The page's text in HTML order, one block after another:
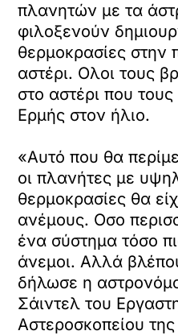
πλανητών με τα
φιλοξενούν
θερμοκρασίες στην
αστέρι. Ολοι τους
στο αστέρι που
Ερμής στον ήλιο.
«Αυτό που θα
οι πλανήτες με
θερμοκρασίες θα
ανέμους. Οσο
ένα σύστημα τόσο
άνεμοι. Αλλά
δήλωσε η
Σάιντελ του
Αστεροσκοπείου